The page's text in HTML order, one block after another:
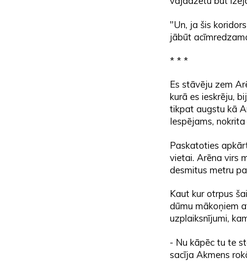
"Un, ja šis
jābūt
* * *
Es stāvēju zem
kurā es ieskrēju,
tikpat augstu kā
Iespējams,
Paskatoties
vietai. Arēna virs
desmitus metru
Kaut kur otrpus
dūmu mākoņiem
uzplaiksnījumi,
- Nu kāpēc tu te
sacīja Akmens